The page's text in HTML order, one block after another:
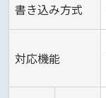
書き込み方式
対応機能